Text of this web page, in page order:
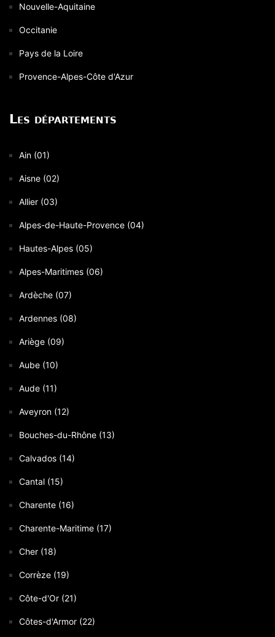
Nouvelle-Aquitaine
Occitanie
Pays de la Loire
Provence-Alpes-Côte d'Azur
Les départements
Ain (01)
Aisne (02)
Allier (03)
Alpes-de-Haute-Provence (04)
Hautes-Alpes (05)
Alpes-Maritimes (06)
Ardèche (07)
Ardennes (08)
Ariège (09)
Aube (10)
Aude (11)
Aveyron (12)
Bouches-du-Rhône (13)
Calvados (14)
Cantal (15)
Charente (16)
Charente-Maritime (17)
Cher (18)
Corrèze (19)
Côte-d'Or (21)
Côtes-d'Armor (22)